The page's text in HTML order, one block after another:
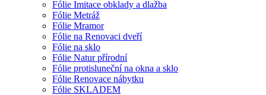
Fólie Imitace obklady a dlažba
Fólie Metráž
Fólie Mramor
Fólie na Renovaci dveří
Fólie na sklo
Fólie Natur přírodní
Fólie protisluneční na okna a sklo
Fólie Renovace nábytku
Fólie SKLADEM